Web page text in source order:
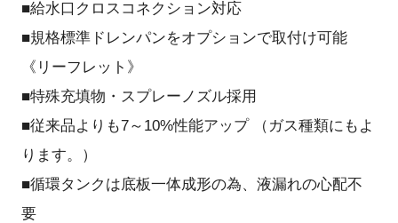
■給水口クロスコネクション対応
■規格標準ドレンパンをオプションで取付け可能
《リーフレット》
■特殊充填物・スプレーノズル採用
■従来品よりも7～10%性能アップ （ガス種類にもよ
ります。）
■循環タンクは底板一体成形の為、液漏れの心配不
要